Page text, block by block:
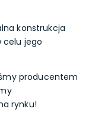
konstrukcja
celu jego
producentem
rynku!